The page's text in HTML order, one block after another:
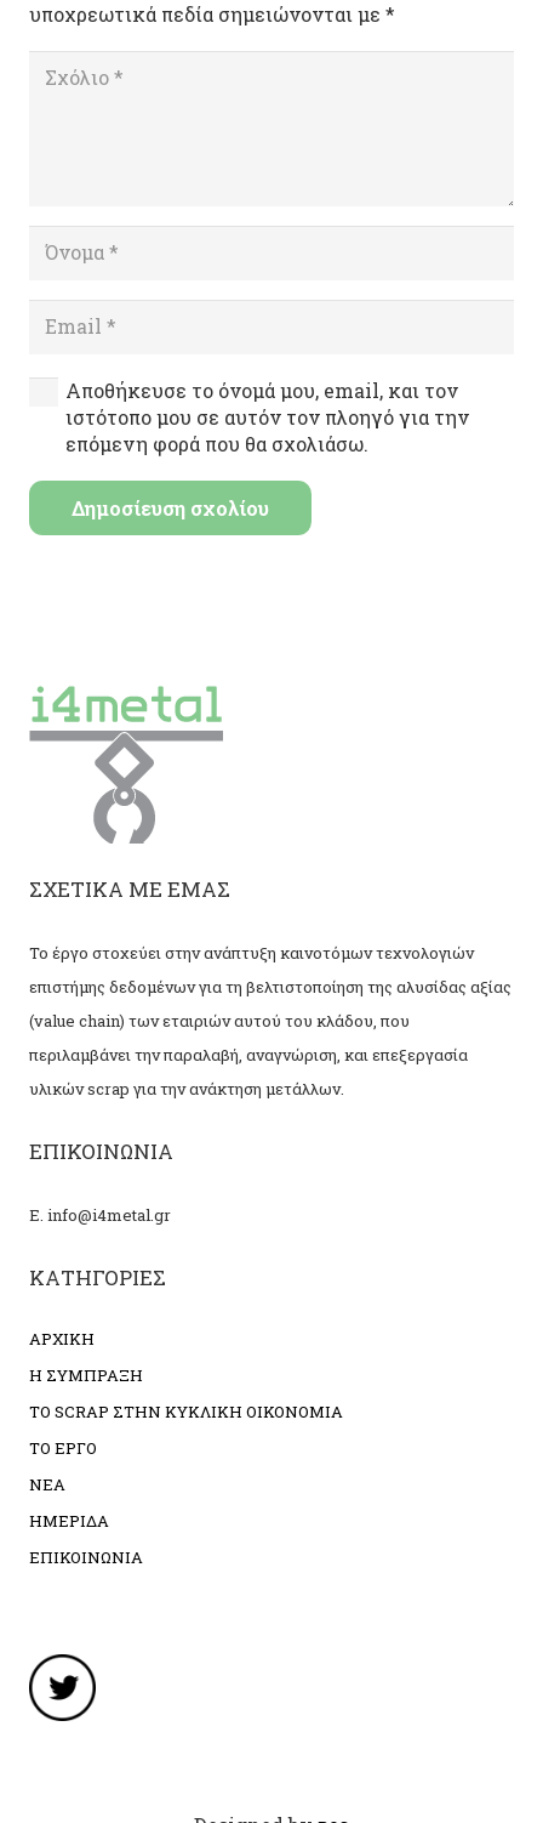
υποχρεωτικά πεδία σημειώνονται με *
Σχόλιο
Όνομα
Αποθήκευσε το όνομά μου, email, και τον
ιστότοπο μου σε αυτόν τον πλοηγό για την
επόμενη φορά που θα σχολιάσω.
Δημοσίευση σχολίου
ΣΧΕΤΙΚΑ ΜΕ ΕΜΑΣ
Το έργο στοχεύει στην ανάπτυξη καινοτόμων τεχνολογιών
επιστήμης δεδομένων για τη βελτιστοποίηση της αλυσίδας αξίας
(value chain) των εταιριών αυτού του κλάδου, που
περιλαμβάνει την παραλαβή, αναγνώριση, και επεξεργασία
υλικών scrap για την ανάκτηση μετάλλων.
ΕΠΙΚΟΙΝΩΝΙΑ
Ε. info@i4metal.gr
ΚΑΤΗΓΟΡΙΕΣ
ΑΡΧΙΚΗ
Η ΣΥΜΠΡΑΞΗ
ΤΟ SCRAP ΣΤΗΝ ΚΥΚΛΙΚΗ ΟΙΚΟΝΟΜΙΑ
ΤΟ ΕΡΓΟ
ΝΕΑ
ΗΜΕΡΙΔΑ
ΕΠΙΚΟΙΝΩΝΙΑ